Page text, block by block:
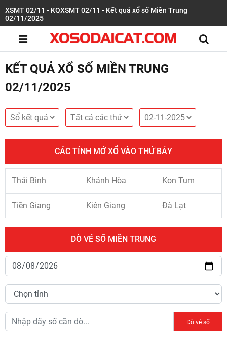
XSMT 02/11 - KQXSMT 02/11 - Kết quả xổ số Miền Trung
02/11/2025
KẾT QUẢ XỔ SỐ MIỀN TRUNG
02/11/2025
CÁC TỈNH MỞ XỔ VÀO THỨ BẢY
Thái Bình Khánh Hòa Kon Tum
Tiền Giang Kiên Giang Đà Lạt
DÒ VÉ SỐ MIỀN TRUNG
Dò vé số